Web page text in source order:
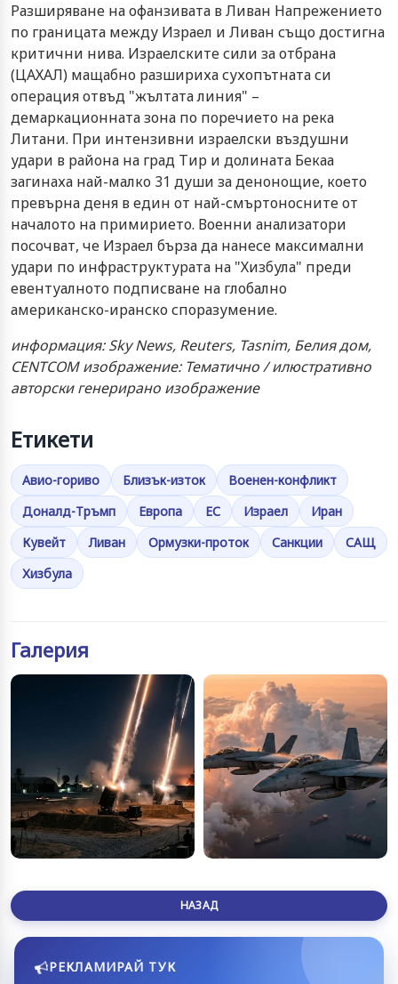
Разширяване на офанзивата в Ливан Напрежението
по границата между Израел и Ливан също достигна
критични нива. Израелските сили за отбрана
(ЦАХАЛ) мащабно разшириха сухопътната си
операция отвъд "жълтата линия" –
демаркационната зона по поречието на река
Литани. При интензивни израелски въздушни
удари в района на град Тир и долината Бекаа
загинаха най-малко 31 души за денонощие, което
превърна деня в един от най-смъртоносните от
началото на примирието. Военни анализатори
посочват, че Израел бърза да нанесе максимални
удари по инфраструктурата на "Хизбула" преди
евентуалното подписване на глобално
американско-иранско споразумение.
информация: Sky News, Reuters, Tasnim, Белия дом,
CENTCOM изображение: Тематично / илюстративно
авторски генерирано изображение
Етикети
Авио-гориво Близък-изток
Военен-конфликт
Доналд-Тръмп
Европа ЕС Израел
Иран
Кувейт
Ливан Ормузки-проток Санкции
САЩ
Хизбула
Галерия
НАЗАД
РЕКЛАМИРАЙ ТУК